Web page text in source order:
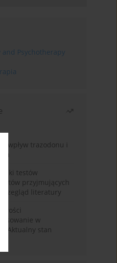
Psychotherapy
– wpływ trazodonu i
testów
przyjmujących
przegląd literatury
w
Aktualny stan